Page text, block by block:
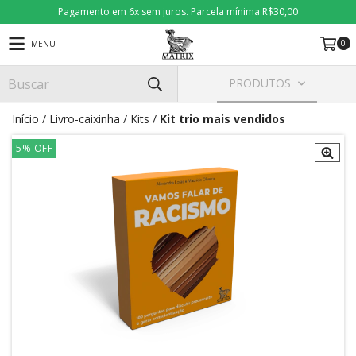
Pagamento em 6x sem juros. Parcela mínima R$30,00
MENU 0
PRODUTOS
Início / Livro-caixinha / Kits / Kit trio mais vendidos
5% OFF